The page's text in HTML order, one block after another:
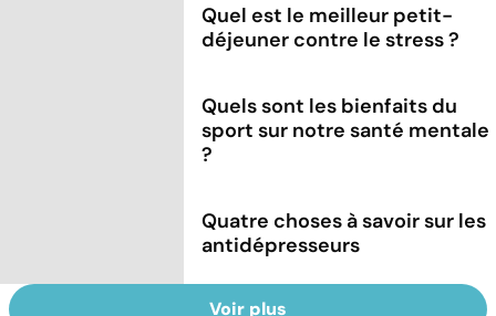
Quel est le meilleur petit-
déjeuner contre le stress ?
Quels sont les bienfaits du
sport sur notre santé mentale
?
Quatre choses à savoir sur les
antidépresseurs
Voir plus